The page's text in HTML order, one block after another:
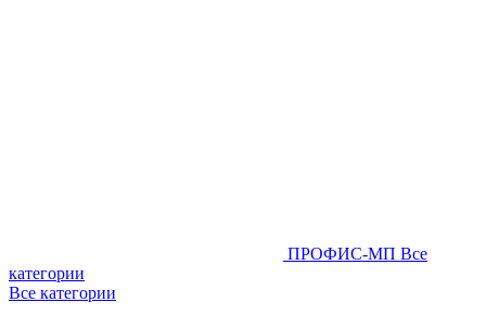
ПРОФИС-МП Все
категории
Все категории